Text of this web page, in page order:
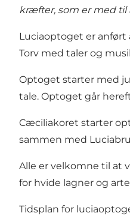
kræfter, som er med
Luciaoptoget er
Torv med taler og
Optoget starter med
tale. Optoget går
Cæciliakoret starter
sammen med
Alle er velkomne til at
for hvide lagner og
Tidsplan for